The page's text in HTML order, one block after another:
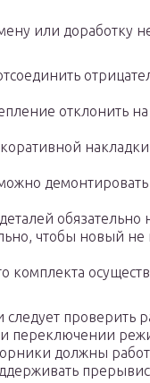
или доработку
отклонить на
чтобы новый
комплекта
проверить
переключении
должны